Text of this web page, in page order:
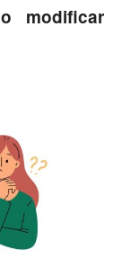
modificar